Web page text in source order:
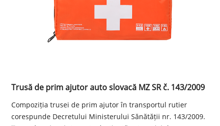
Trusă de prim ajutor auto slovacă MZ SR č. 143/2009
Compoziția trusei de prim ajutor în transportul rutier
corespunde Decretului Ministerului Sănătății nr. 143/2009.